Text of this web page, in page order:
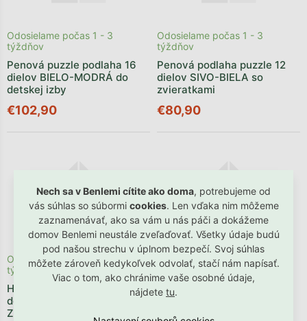
Nech sa v Benlemi cítite ako doma, potrebujeme od
vás súhlas so súbormi cookies. Len vďaka nim môžeme
zaznamenávať, ako sa vám u nás páči a dokážeme
domov Benlemi neustále zveľaďovať. Všetky údaje budú
pod našou strechu v úplnom bezpečí. Svoj súhlas
môžete zároveň kedykoľvek odvolať, stačí nám napísať.
Viac o tom, ako chránime vaše osobné údaje,
nájdete tu.
Penová puzzle podlaha 16
dielov BIELO-MODRÁ do
detskej izby
Odosielame počas 1 - 3
týždňov
€102,90
Penová podlaha puzzle 12
dielov SIVO-BIELA so
zvieratkami
Odosielame počas 1 - 3
týždňov
€80,90
Hnedá penová podlaha do
detskej izby 20 dielov SIVÉ
ZVIERATKA
Odosielame počas 1 - 3
týždňov
Hracie penové puzzle do
detskej izby 20 dielov
Odosielame počas 1 - 3
týždňov